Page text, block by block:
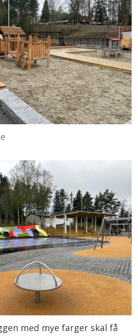
med mye farger skal få